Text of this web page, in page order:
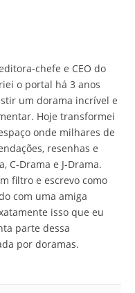
chefe e CEO do
o portal há 3 anos
um dorama incrível e
Hoje transformei
onde milhares de
resenhas e
C-Drama e J-Drama.
filtro e escrevo como
com uma amiga
isso que eu
parte dessa
por doramas.